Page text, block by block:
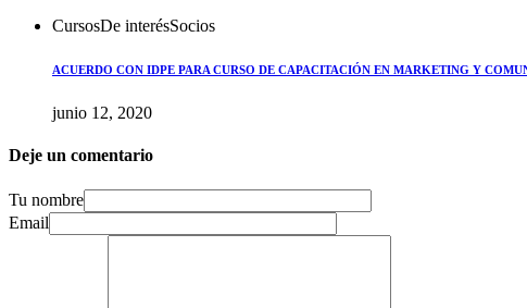
CursosDe interésSocios
ACUERDO CON IDPE PARA CURSO DE CAPACITACIÓN EN MARKETING Y
junio 12, 2020
Deje un comentario
Tu nombre
Email